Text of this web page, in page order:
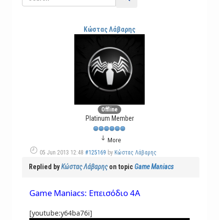
Κώστας Λάβαρης
Offline
Platinum Member
More
05 Jun 2013 12:48 #125169 by Κώστας Λάβαρης
Replied byΚώστας Λάβαρηςon topicGame Maniacs
Game Maniacs: Επεισόδιο 4A
[youtube:y64ba76i]